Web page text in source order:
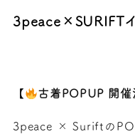
3peace×SURIFT
【 古着POPUP 開催
3peace × Suriftの